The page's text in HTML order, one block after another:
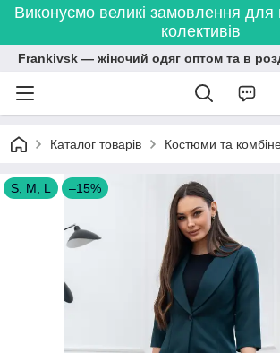
Виконуємо великі замовлення для
колективів
Frankivsk — жіночий одяг оптом та в
Каталог товарів Костюми та
S, M, L –15%